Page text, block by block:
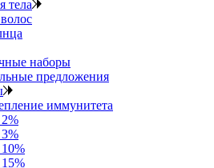
тела
наборы
предложения
иммунитета